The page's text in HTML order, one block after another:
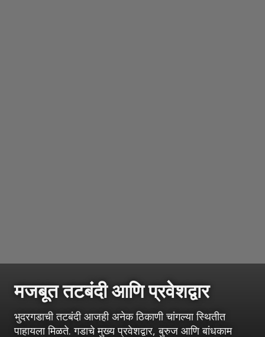
मजबूत तटबंदी आणि प्रवेशद्वार
भुदरगडाची तटबंदी आजही अनेक ठिकाणी चांगल्या स्थितीत
पाहायला मिळते. गडाचे मुख्य प्रवेशद्वार, बुरुज आणि बांधकाम